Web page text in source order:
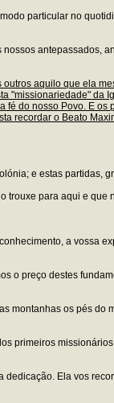
particular no
antepassados,
aquilo que ela
"missionariedade" da
do nosso Povo. E
recordar o Beato
e estas partidas,
para aqui e
a vossa
o preço destes
montanhas os pés
primeiros
Ela vos